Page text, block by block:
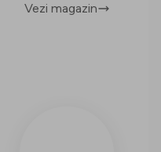
Vezi magazin